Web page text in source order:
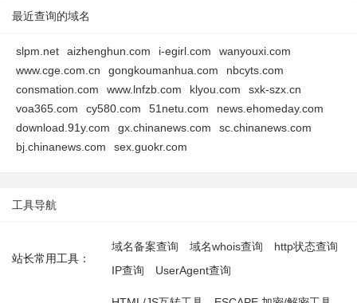
最近查询的域名
slpm.net aizhenghun.com i-egirl.com
wanyouxi.com
www.cge.com.cn
gongkoumanhua.com
nbcyts.com
consmation.com
www.lnfzb.com klyou.com
sxk-szx.cn
voa365.com
cy580.com 51netu.com
news.ehomeday.com
download.91y.com
gx.chinanews.com
sc.chinanews.com
bj.chinanews.com
sex.guokr.com
工具导航
站长常用工具：
域名备案查询 域名whois查询
http状态查询
IP查询
UserAgent查询